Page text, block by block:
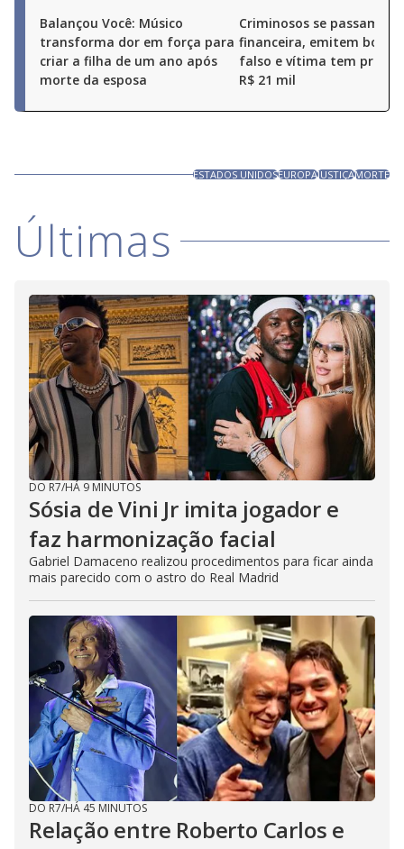
Balançou Você: Músico
transforma dor em força para
criar a filha de um ano após
morte da esposa
Criminosos se passam por
financeira, emitem boleto
falso e vítima tem
R$ 21 mil
ESTADOS UNIDOSEUROPAJUSTIÇAMORTE
Últimas
DO R7/HÁ 9 MINUTOS
Sósia de Vini Jr imita jogador e
faz harmonização facial
Gabriel Damaceno realizou procedimentos para ficar ainda
mais parecido com o astro do Real Madrid
DO R7/HÁ 45 MINUTOS
Relação entre Roberto Carlos e